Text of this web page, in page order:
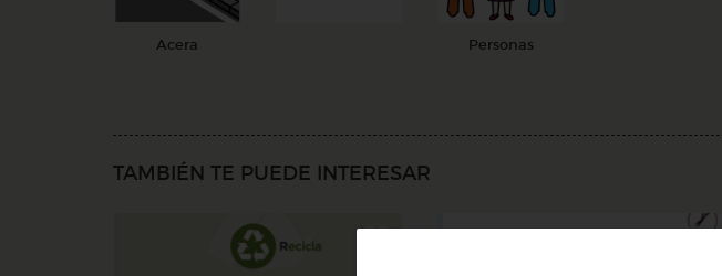
Acera Personas
TAMBIÉN TE PUEDE INTERESAR